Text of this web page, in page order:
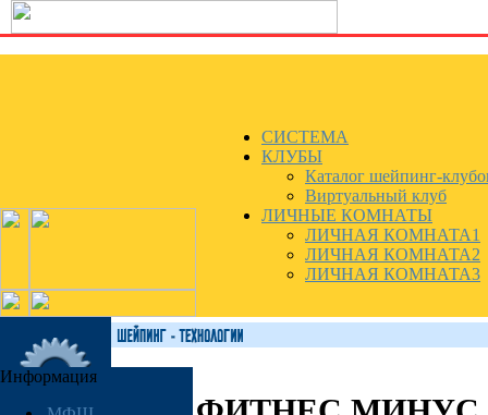
СИСТЕМА
КЛУБЫ
Каталог шейпинг-
Виртуальный клуб
ЛИЧНЫЕ КОМНАТЫ
ЛИЧНАЯ КОМНАТА1
ЛИЧНАЯ КОМНАТА2
ЛИЧНАЯ КОМНАТА3
Информация